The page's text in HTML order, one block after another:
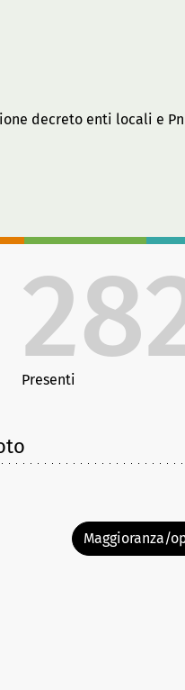
decreto enti locali e
Presenti
Maggioranza/